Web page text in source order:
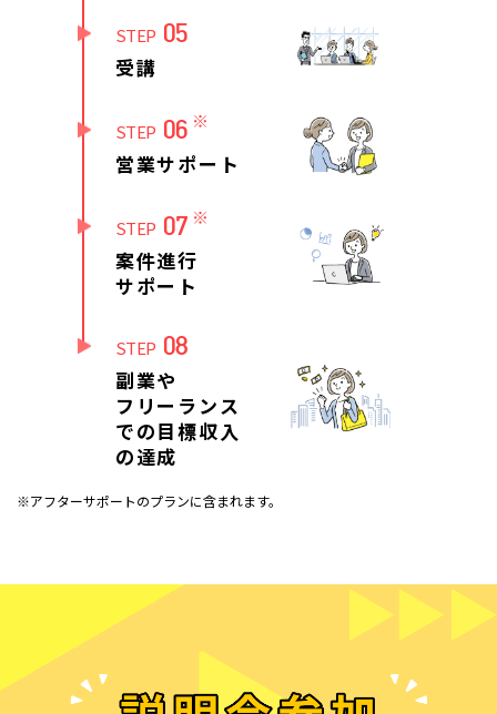
STEP 05
受講
STEP 06 ※
営業サポート
STEP 07 ※
案件進行
サポート
STEP 08
副業や
フリーランス
での目標収入
の達成
※アフターサポートのプランに含まれます。